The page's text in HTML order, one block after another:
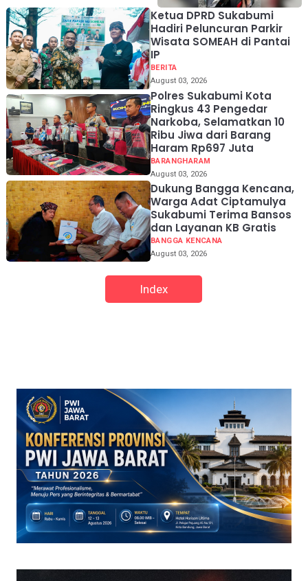
Ketua DPRD Sukabumi
Hadiri Peluncuran Parkir
Wisata SOMEAH di Pantai
IP
BERITA
August 03, 2026
Polres Sukabumi Kota
Ringkus 43 Pengedar
Narkoba, Selamatkan 10
Ribu Jiwa dari Barang
Haram Rp697 Juta
BARANGHARAM
August 03, 2026
Dukung Bangga Kencana,
Warga Adat Ciptamulya
Sukabumi Terima Bansos
dan Layanan KB Gratis
BANGGA KENCANA
August 03, 2026
Index